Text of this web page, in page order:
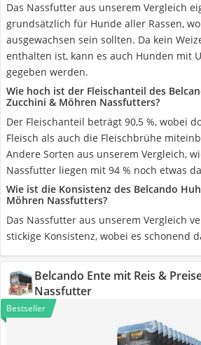
Das Nassfutter aus unserem Vergleich
grundsätzlich für Hunde aller Rassen,
ausgewachsen sein sollten. Da kein
enthalten ist, kann es auch Hunden mit
gegeben werden.
Wie hoch ist der Fleischanteil des
Zucchini & Möhren Nassfutters?
Der Fleischanteil beträgt 90,5 %, wobei
Fleisch als auch die Fleischbrühe
Andere Sorten aus unserem Vergleich,
Nassfutter liegen mit 94 % noch etwas
Wie ist die Konsistenz des Belcando
Möhren Nassfutters?
Das Nassfutter aus unserem Vergleich
stickige Konsistenz, wobei es schonend
Belcando Ente mit Reis &
Nassfutter
Bestseller